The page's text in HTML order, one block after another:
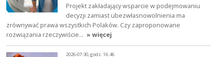
Projekt zakładający wsparcie w podejmowaniu
decyzji zamiast ubezwłasnowolnienia ma
zrównywać prawa wszystkich Polaków. Czy zaproponowane
rozwiązania rzeczywiście… » więcej
2026-07-30, godz. 16:46